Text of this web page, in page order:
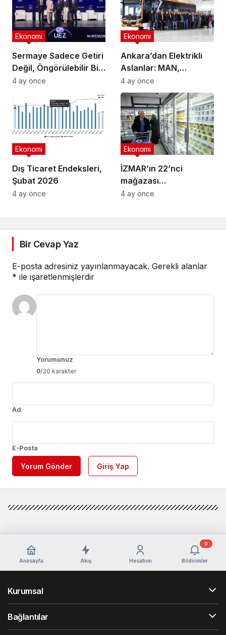
Sermaye Sadece Getiri
Değil, Öngörülebilir Bir
Ortam Arıyor
Ekonomi
4 ay önce
Ankara’dan Elektrikli
Aslanlar: MAN,
Ankara’daki
fabrikasında eBus
üretimine başladı
Ekonomi
4 ay önce
Dış Ticaret Endeksleri,
Şubat 2026
Ekonomi
4 ay önce
İZMAR’ın 22’nci
mağazası
Osmangazi’de açıldı
Ekonomi
4 ay önce
Bir Cevap Yaz
E-posta adresiniz yayınlanmayacak. Gerekli alanlar
* ile işaretlenmişlerdir
Yorumunuz
0/30 karakter
Ad
E-Posta
Yorum Gönder Giriş Yap
Anasayfa Akış Hesabım Bildirimler
0
Kurumsal
Bağlantılar